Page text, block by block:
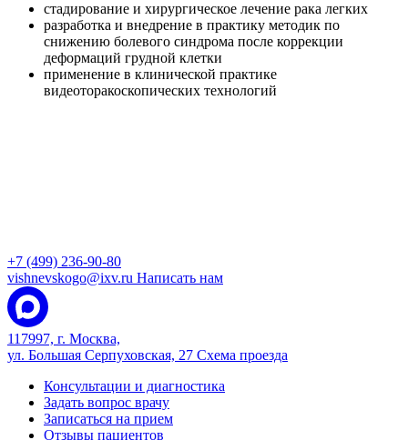
стадирование и хирургическое лечение рака легких
разработка и внедрение в практику методик по
снижению болевого синдрома после коррекции
деформаций грудной клетки
применение в клинической практике
видеоторакоскопических технологий
+7 (499) 236-90-80
vishnevskogo@ixv.ru Написать нам
117997, г. Москва,
ул. Большая Серпуховская, 27 Схема проезда
Консультации и диагностика
Задать вопрос врачу
Записаться на прием
Отзывы пациентов